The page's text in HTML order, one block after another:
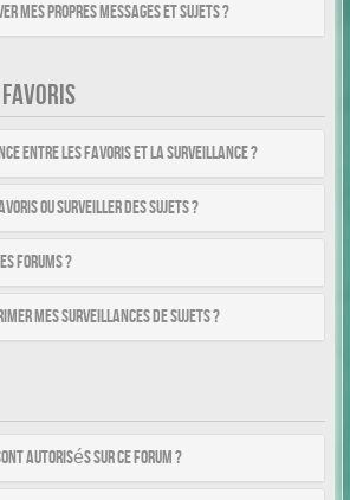
mes propres messages et sujets ?
entre les favoris et la surveillance ?
ou surveiller des sujets ?
forums ?
mes surveillances de sujets ?
autorisés sur ce forum ?